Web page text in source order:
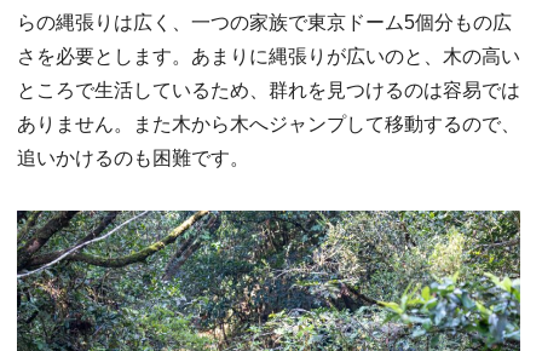
らの縄張りは広く、一つの家族で東京ドーム5個分もの広
さを必要とします。あまりに縄張りが広いのと、木の高い
ところで生活しているため、群れを見つけるのは容易では
ありません。また木から木へジャンプして移動するので、
追いかけるのも困難です。